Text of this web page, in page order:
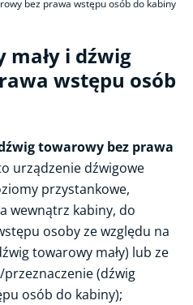
bez prawa wstępu osób do kabiny
osób niepełnosprawnych
żuraw stacjonarny
i dźwig
wstępu osób
towarowy bez prawa
urządzenie dźwigowe
przystankowe,
wewnątrz kabiny, do
osoby ze względu na
towarowy mały) lub ze
(dźwig
osób do kabiny);